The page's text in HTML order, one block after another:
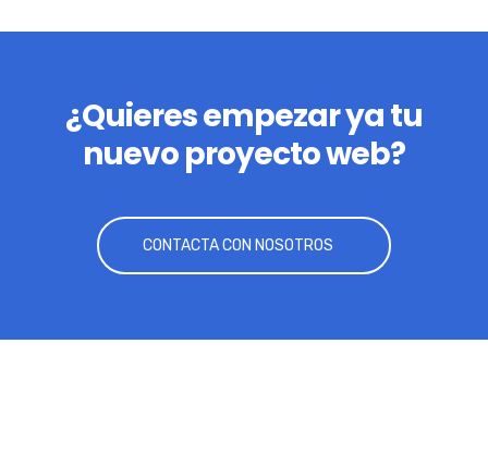
¿Quieres empezar ya tu
nuevo proyecto web?
CONTACTA CON NOSOTROS